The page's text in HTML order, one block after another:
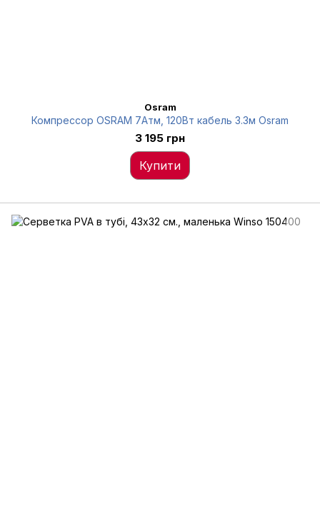
Osram
Компрессор OSRAM 7Атм, 120Вт кабель 3.3м Osram
3 195 грн
Купити